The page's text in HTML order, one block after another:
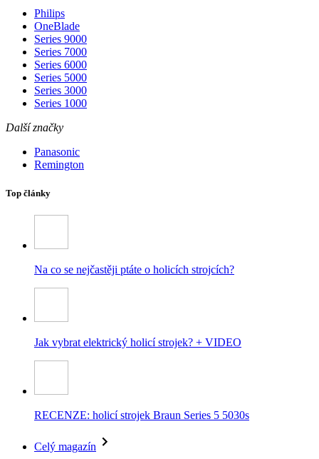
Philips
OneBlade
Series 9000
Series 7000
Series 6000
Series 5000
Series 3000
Series 1000
Další značky
Panasonic
Remington
Top články
Na co se nejčastěji ptáte o holicích strojcích?
Jak vybrat elektrický holicí strojek? + VIDEO
RECENZE: holicí strojek Braun Series 5 5030s
Celý magazín